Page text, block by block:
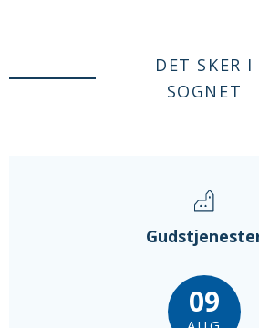
DET SKER I
SOGNET
09